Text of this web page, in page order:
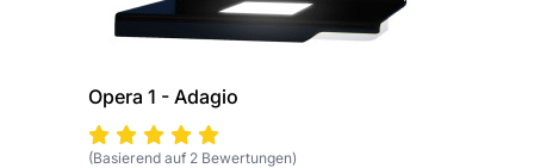
Opera 1 - Adagio
(Basierend auf 2 Bewertungen)